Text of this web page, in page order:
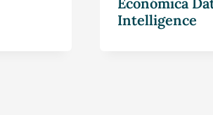
Intelligence